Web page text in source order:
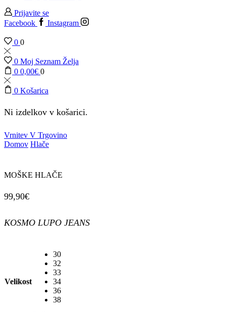
Prijavite se
Facebook
Instagram
0 0
0 Moj Seznam Želja
0 0,00€ 0
0 Košarica
Ni izdelkov v košarici.
Vrnitev V Trgovino
Domov Hlače
MOŠKE HLAČE
99,90€
KOSMO LUPO JEANS
Velikost
30
32
33
34
36
38